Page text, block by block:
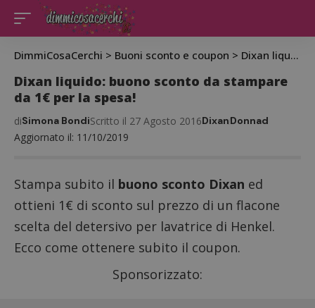
DimmiCosaCerchi > Buoni sconto e coupon > Dixan liquido: buono sconto da stampare da 1€ per la spesa!
Dixan liquido: buono sconto da stampare
da 1€ per la spesa!
Aggiornato il: 11/10/2019
diSimona BondiScritto il 27 Agosto 2016DixanDonnad
Stampa subito il buono sconto Dixan ed
ottieni 1€ di sconto sul prezzo di un flacone
scelta del detersivo per lavatrice di Henkel.
Ecco come ottenere subito il coupon.
Sponsorizzato: